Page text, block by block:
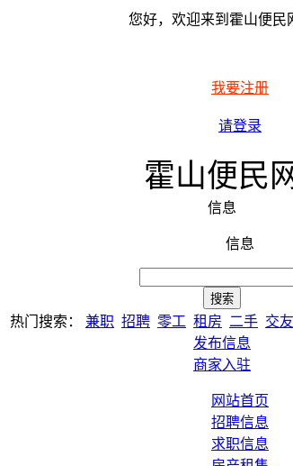
您好，欢迎来到霍山便民
我要注册
请登录
霍山便民
信息
信息
热门搜索： 兼职 招聘 零工 租房 二手 交友
发布信息
商家入驻
网站首页
招聘信息
求职信息